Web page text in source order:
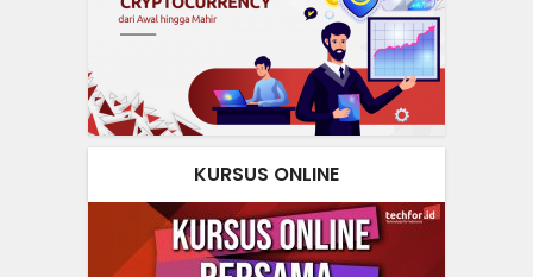
KURSUS ONLINE